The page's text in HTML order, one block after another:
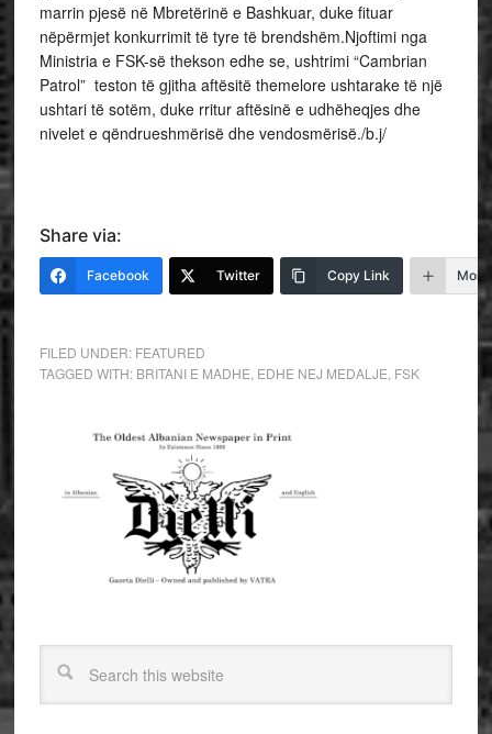
marrin pjesë në Mbretërinë e Bashkuar, duke fituar
nëpërmjet konkurrimit të tyre të brendshëm.Njoftimi nga
Ministria e FSK-së thekson edhe se, ushtrimi “Cambrian
Patrol” teston të gjitha aftësitë themelore ushtarake të një
ushtari të sotëm, duke rritur aftësinë e udhëheqjes dhe
nivelet e qëndrueshmërisë dhe vendosmërisë./b.j/
Share via:
Facebook Twitter Copy Link More
FILED UNDER: FEATURED
TAGGED WITH: BRITANI E MADHE EDHE NEJ MEDALJE FSK